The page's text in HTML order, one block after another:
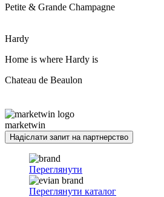
Petite & Grande Champagne
Hardy
Home is where Hardy is
Chateau de Beaulon
marketwin
Надіслати запит на партнерство
Переглянути
Переглянути каталог